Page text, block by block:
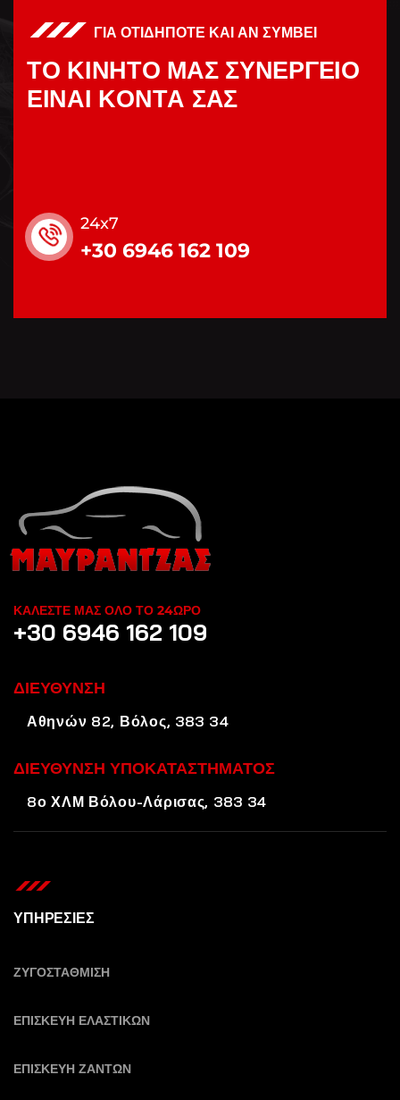
ΓΙΑ ΟΤΙΔΗΠΟΤΕ ΚΑΙ ΑΝ ΣΥΜΒΕΙ
ΤΟ ΚΙΝΗΤΟ ΜΑΣ ΣΥΝΕΡΓΕΙΟ
ΕΙΝΑΙ ΚΟΝΤΑ ΣΑΣ
24x7
+30 6946 162 109
ΚΑΛΕΣΤΕ ΜΑΣ ΟΛΟ ΤΟ 24ΩΡΟ
+30 6946 162 109
ΔΙΕΥΘΥΝΣΗ
Αθηνών 82, Βόλος, 383 34
ΔΙΕΥΘΥΝΣΗ ΥΠΟΚΑΤΑΣΤΗΜΑΤΟΣ
8ο ΧΛΜ Βόλου-Λάρισας, 383 34
ΥΠΗΡΕΣΙΕΣ
ΖΥΓΟΣΤΑΘΜΙΣΗ
ΕΠΙΣΚΕΥΗ ΕΛΑΣΤΙΚΩΝ
ΕΠΙΣΚΕΥΗ ΖΑΝΤΩΝ